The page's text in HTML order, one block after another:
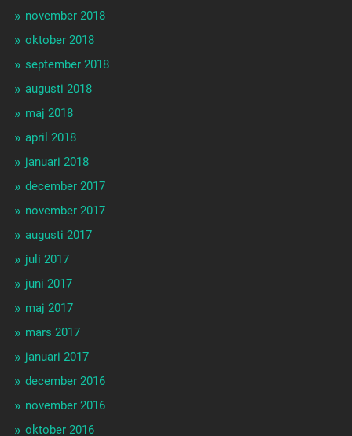
november 2018
oktober 2018
september 2018
augusti 2018
maj 2018
april 2018
januari 2018
december 2017
november 2017
augusti 2017
juli 2017
juni 2017
maj 2017
mars 2017
januari 2017
december 2016
november 2016
oktober 2016